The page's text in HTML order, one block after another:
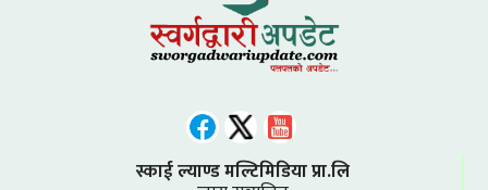
स्काई ल्याण्ड मल्टिमिडिया प्रा.लि